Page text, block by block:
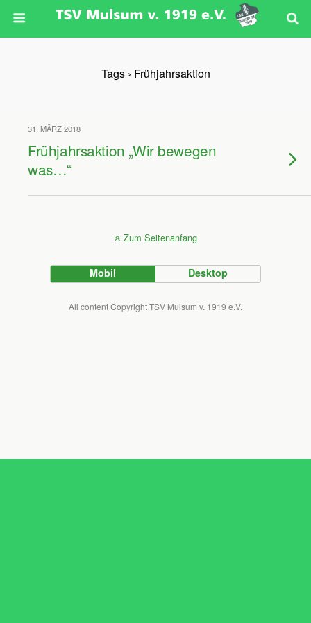
Tags › Frühjahrsaktion
31. MÄRZ 2018
Frühjahrsaktion „Wir bewegen
was…“
Zum Seitenanfang
Mobil Desktop
All content Copyright TSV Mulsum v. 1919 e.V.